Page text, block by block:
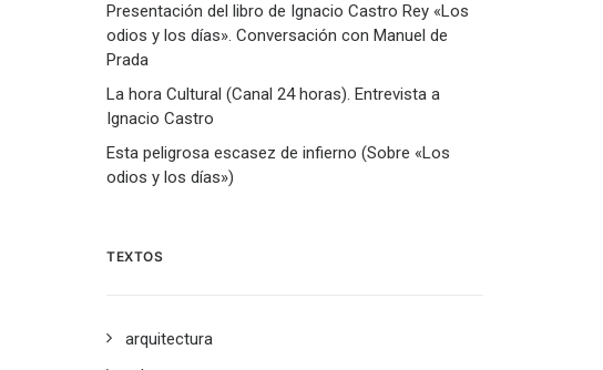
Presentación del libro de Ignacio Castro Rey «Los
odios y los días». Conversación con Manuel de
Prada
La hora Cultural (Canal 24 horas). Entrevista a
Ignacio Castro
Esta peligrosa escasez de infierno (Sobre «Los
odios y los días»)
TEXTOS
arquitectura